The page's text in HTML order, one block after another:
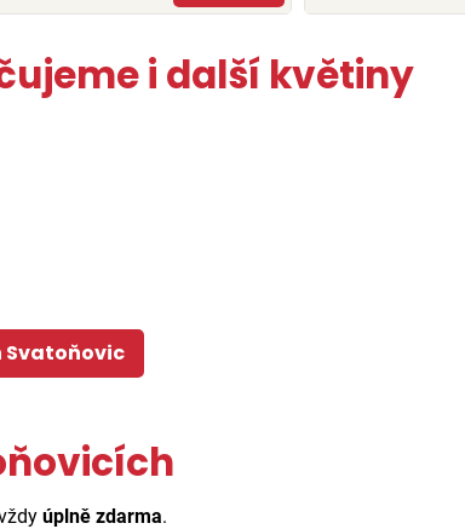
i další květiny
Svatoňovic
úplně zdarma.